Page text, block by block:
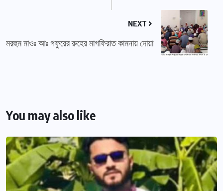
NEXT
মরহুম মাওঃ আঃ গফুরের রুহের মাগফিরাত কামনায় দোয়া
You may also like